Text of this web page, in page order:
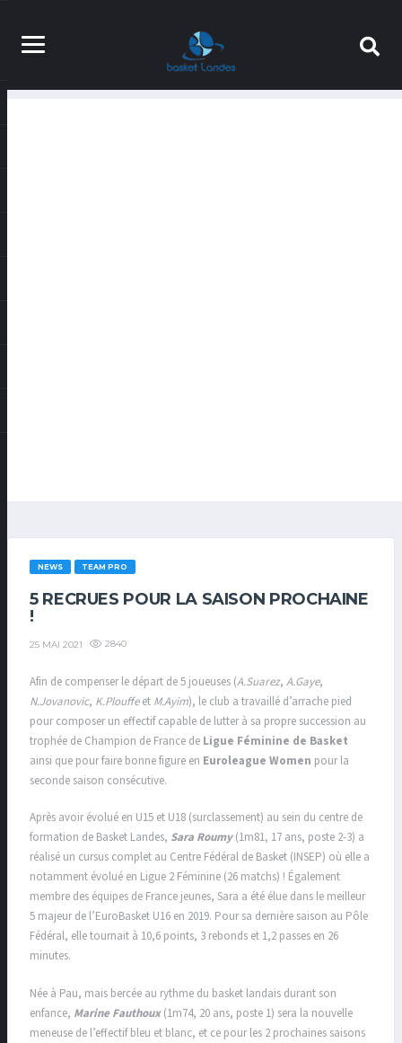
NEWS TEAM PRO
5 RECRUES POUR LA SAISON PROCHAINE
!
25 MAI 2021 2840
Afin de compenser le départ de 5 joueuses (A.Suarez, A.Gaye,
N.Jovanovic, K.Plouffeet M.Ayim), le club a travaillé d’arrache pied
pour composer un effectif capable de lutter à sa propre succession au
trophée de Champion de France de Ligue Féminine de Basket
ainsi que pour faire bonne figure en Euroleague Women pour la
seconde saison consécutive.
Après avoir évolué en U15 et U18 (surclassement) au sein du centre de
formation de Basket Landes, Sara Roumy(1m81, 17 ans, poste 2-3) a
réalisé un cursus complet au Centre Fédéral de Basket (INSEP) où elle a
notamment évolué en Ligue 2 Féminine (26 matchs) ! Également
membre des équipes de France jeunes, Sara a été élue dans le meilleur
5 majeur de l’EuroBasket U16 en 2019. Pour sa dernière saison au Pôle
Fédéral, elle tournait à 10,6 points, 3 rebonds et 1,2 passes en 26
minutes.
Née à Pau, mais bercée au rythme du basket landais durant son
enfance, Marine Fauthoux(1m74, 20 ans, poste 1) sera la nouvelle
meneuse de l’effectif bleu et blanc, et ce pour les 2 prochaines saisons